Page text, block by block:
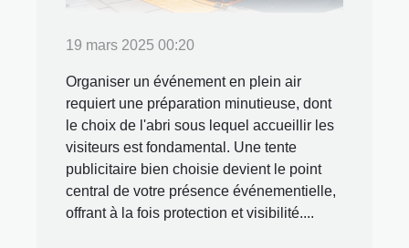
19 mars 2025 00:20
Organiser un événement en plein air
requiert une préparation minutieuse, dont
le choix de l'abri sous lequel accueillir les
visiteurs est fondamental. Une tente
publicitaire bien choisie devient le point
central de votre présence événementielle,
offrant à la fois protection et visibilité....